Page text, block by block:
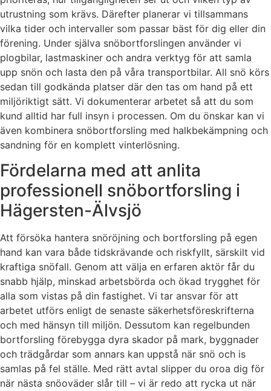
utrustning som krävs. Därefter planerar vi tillsammans
vilka tider och intervaller som passar bäst för dig eller din
förening. Under själva snöbortforslingen använder vi
plogbilar, lastmaskiner och andra verktyg för att samla
upp snön och lasta den på våra transportbilar. All snö körs
sedan till godkända platser där den tas om hand på ett
miljöriktigt sätt. Vi dokumenterar arbetet så att du som
kund alltid har full insyn i processen. Om du önskar kan vi
även kombinera snöbortforsling med halkbekämpning och
sandning för en komplett vinterlösning.
Fördelarna med att anlita
professionell snöbortforsling i
Hägersten-Älvsjö
Att försöka hantera snöröjning och bortforsling på egen
hand kan vara både tidskrävande och riskfyllt, särskilt vid
kraftiga snöfall. Genom att välja en erfaren aktör får du
snabb hjälp, minskad arbetsbörda och ökad trygghet för
alla som vistas på din fastighet. Vi tar ansvar för att
arbetet utförs enligt de senaste säkerhetsföreskrifterna
och med hänsyn till miljön. Dessutom kan regelbunden
bortforsling förebygga dyra skador på mark, byggnader
och trädgårdar som annars kan uppstå när snö och is
samlas på fel ställe. Med rätt avtal slipper du oroa dig för
när nästa snöoväder slår till – vi är redo att rycka ut när